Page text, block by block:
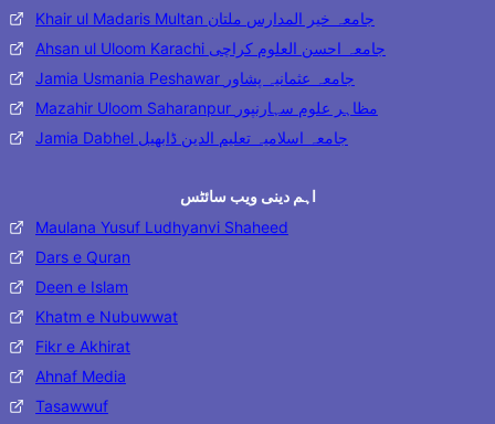
Khair ul Madaris Multan جامعہ خیر المدارس ملتان
Ahsan ul Uloom Karachi جامعہ احسن العلوم کراچی
Jamia Usmania Peshawar جامعہ عثمانیہ پشاور
Mazahir Uloom Saharanpur مظاہر علوم سہارنپور
Jamia Dabhel جامعہ اسلامیہ تعلیم الدین ڈابھیل
اہم دینی ویب سائٹس
Maulana Yusuf Ludhyanvi Shaheed
Dars e Quran
Deen e Islam
Khatm e Nubuwwat
Fikr e Akhirat
Ahnaf Media
Tasawwuf